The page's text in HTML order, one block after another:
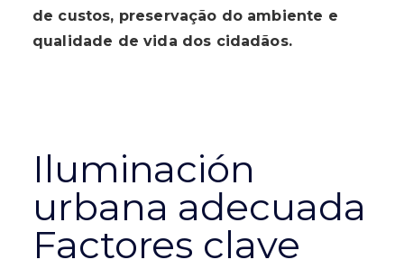
de custos, preservação do ambiente e
qualidade de vida dos cidadãos.
Iluminación
urbana adecuada
Factores clave